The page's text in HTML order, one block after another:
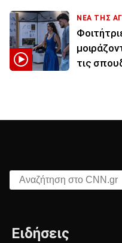
ΝΕΑ ΤΗΣ
τις
Αναζήτηση στο CNN.gr
Ειδήσεις